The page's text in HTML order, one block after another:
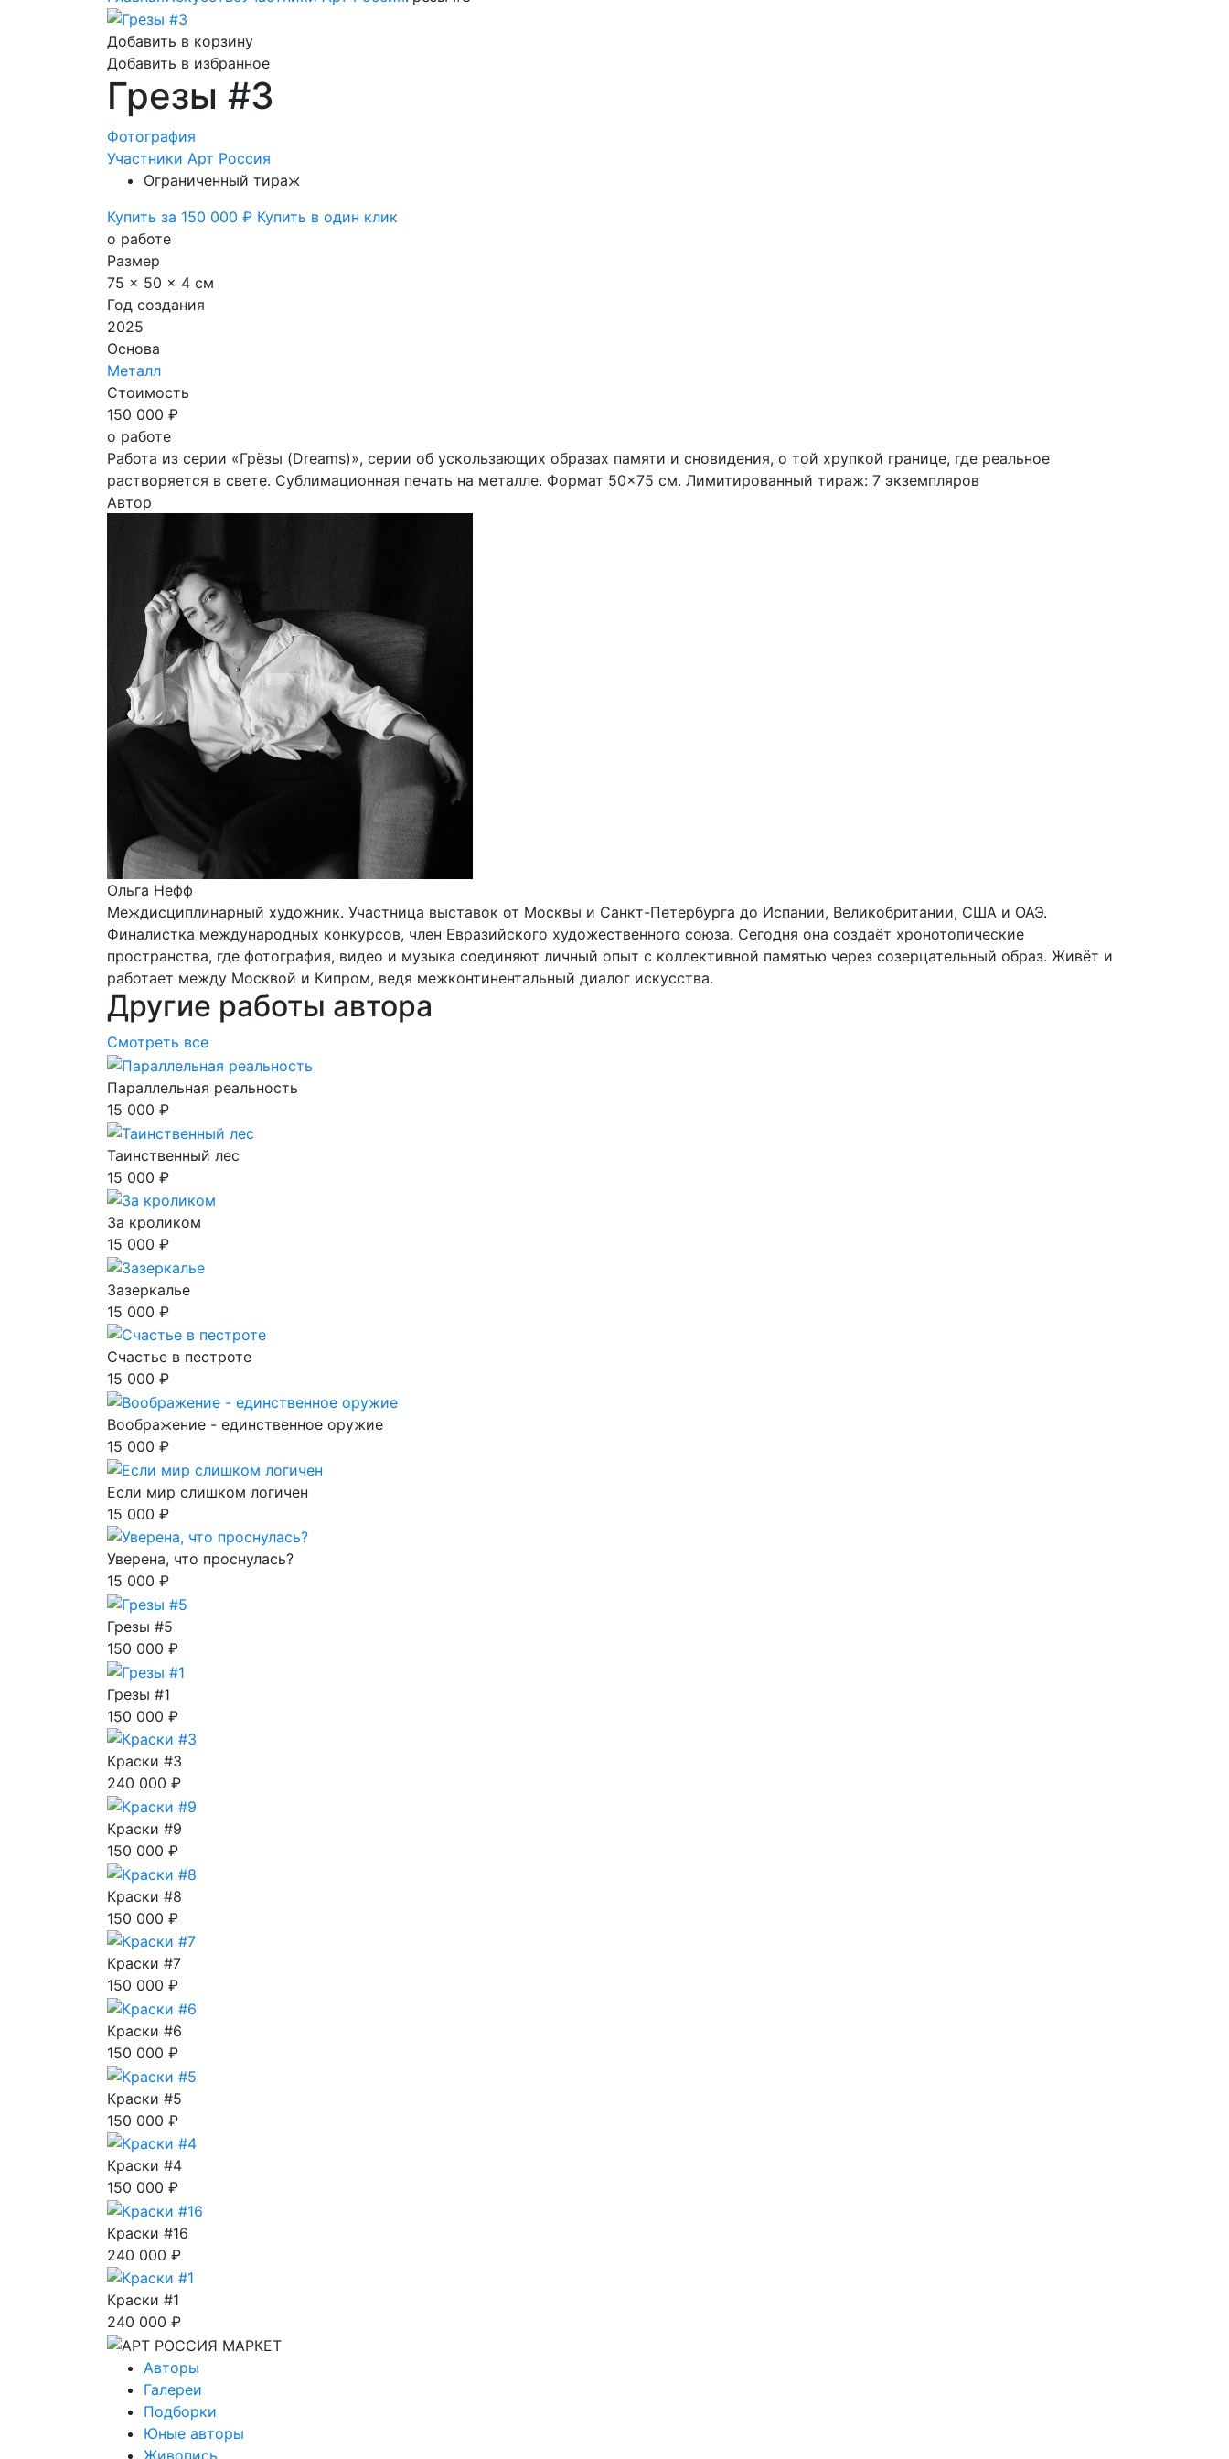
Добавить в корзину
Добавить в избранное
Грезы #3
Фотография
Участники Арт Россия
Ограниченный тираж
Купить за 150 000 ₽ Купить в один клик
о работе
Размер
75 x 50 x 4 см
Год создания
2025
Основа
Металл
Стоимость
150 000 ₽
о работе
Работа из серии «Грёзы (Dreams)», серии об ускользающих образах памяти и сновидения, о той хрупкой границе, где реальное
растворяется в свете. Сублимационная печать на металле. Формат 50×75 см. Лимитированный тираж: 7 экземпляров
Автор
Ольга Нефф
Междисциплинарный художник. Участница выставок от Москвы и Санкт-Петербурга до Испании, Великобритании, США и ОАЭ.
Финалистка международных конкурсов, член Евразийского художественного союза. Сегодня она создаёт хронотопические
пространства, где фотография, видео и музыка соединяют личный опыт с коллективной памятью через созерцательный образ. Живёт и
работает между Москвой и Кипром, ведя межконтинентальный диалог искусства.
Другие работы автора
Смотреть все
Параллельная реальность
15 000 ₽
Таинственный лес
15 000 ₽
За кроликом
15 000 ₽
Зазеркалье
15 000 ₽
Счастье в пестроте
15 000 ₽
Воображение - единственное оружие
15 000 ₽
Если мир слишком логичен
15 000 ₽
Уверена, что проснулась?
15 000 ₽
Грезы #5
150 000 ₽
Грезы #1
150 000 ₽
Краски #3
240 000 ₽
Краски #9
150 000 ₽
Краски #8
150 000 ₽
Краски #7
150 000 ₽
Краски #6
150 000 ₽
Краски #5
150 000 ₽
Краски #4
150 000 ₽
Краски #16
240 000 ₽
Краски #1
240 000 ₽
Авторы
Галереи
Подборки
Юные авторы